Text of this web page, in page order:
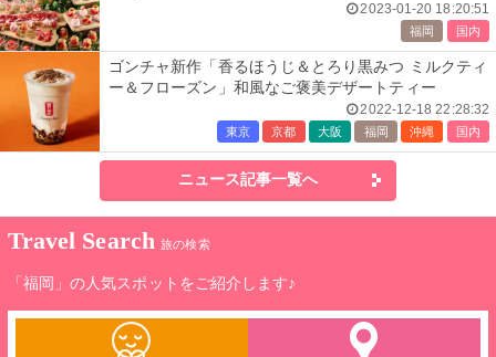
2023-01-20 18:20:51
福岡 国内
ゴンチャ新作「香るほうじ＆とろり黒みつ ミルクティ
ー＆フローズン」和風なご褒美デザートティー
2022-12-18 22:28:32
東京 京都 大阪 福岡 沖縄 国内
ニュース記事一覧へ
Travel Search 旅の検索
「福岡」の人気スポットをご紹介します♪